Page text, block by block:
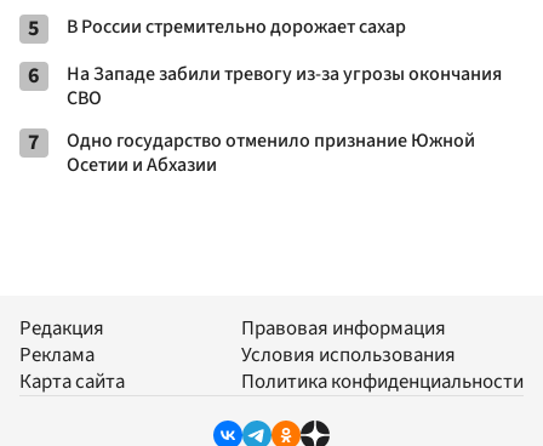
5 В России стремительно дорожает сахар
6
На Западе забили тревогу из-за угрозы окончания
СВО
7
Одно государство отменило признание Южной
Осетии и Абхазии
Редакция
Реклама
Карта сайта
Правовая информация
Условия использования
Политика конфиденциальности